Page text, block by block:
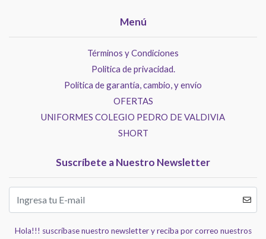
Menú
Términos y Condiciones
Politica de privacidad.
Política de garantía, cambio, y envío
OFERTAS
UNIFORMES COLEGIO PEDRO DE VALDIVIA
SHORT
Suscríbete a Nuestro Newsletter
Hola!!! suscríbase nuestro newsletter y reciba por correo nuestros